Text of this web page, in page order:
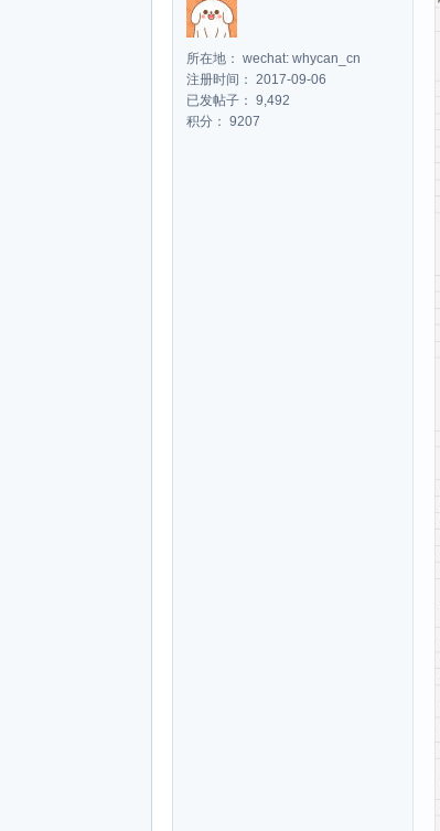
所在地： wechat: whycan_cn
注册时间： 2017-09-06
已发帖子： 9,492
积分： 9207